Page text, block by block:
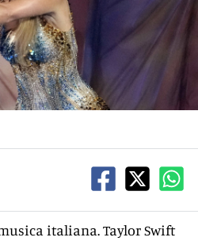
italiana. Taylor Swift